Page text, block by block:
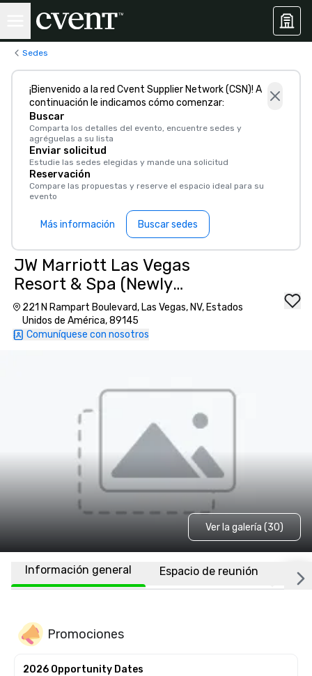
Sedes
¡Bienvenido a la red Cvent Supplier Network (CSN)! A
continuación le indicamos cómo comenzar:
Buscar
Comparta los detalles del evento, encuentre sedes y
agréguelas a su lista
Enviar solicitud
Estudie las sedes elegidas y mande una solicitud
Reservación
Compare las propuestas y reserve el espacio ideal para su
evento
Más información Buscar sedes
JW Marriott Las Vegas
Resort & Spa (Newly
Renovated)
221 N Rampart Boulevard, Las Vegas, NV, Estados
Unidos de América, 89145
Comuníquese con nosotros
Ver la galería (30)
Información general Espacio de reunión
Promociones
2026 Opportunity Dates